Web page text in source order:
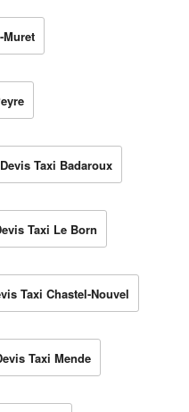
Muret
Devis Taxi Badaroux
Taxi Le Born
Taxi Chastel-Nouvel
Taxi Mende